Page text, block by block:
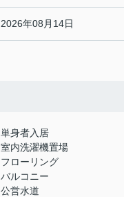
2026年08月14日
単身者入居
室内洗濯機置場
フローリング
バルコニー
公営水道